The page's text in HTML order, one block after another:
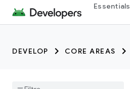
Essentials
DEVELOP CORE AREAS